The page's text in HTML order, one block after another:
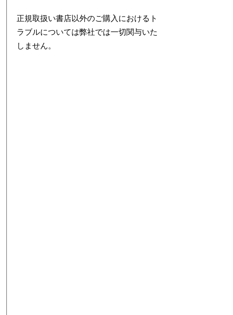
正規取扱い書店以外のご購入におけるト
ラブルについては弊社では一切関与いた
しません。